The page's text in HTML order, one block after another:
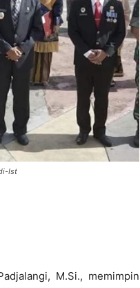
Ist
M.Si., memimpin